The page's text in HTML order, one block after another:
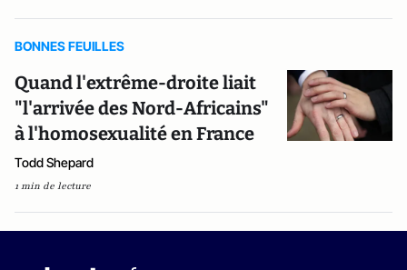
BONNES FEUILLES
Quand l'extrême-droite liait
"l'arrivée des Nord-Africains"
à l'homosexualité en France
Todd Shepard
1 min de lecture